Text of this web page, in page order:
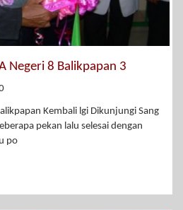
Negeri 8 Balikpapan 3
Kembali lgi Dikunjungi Sang
pekan lalu selesai dengan
po